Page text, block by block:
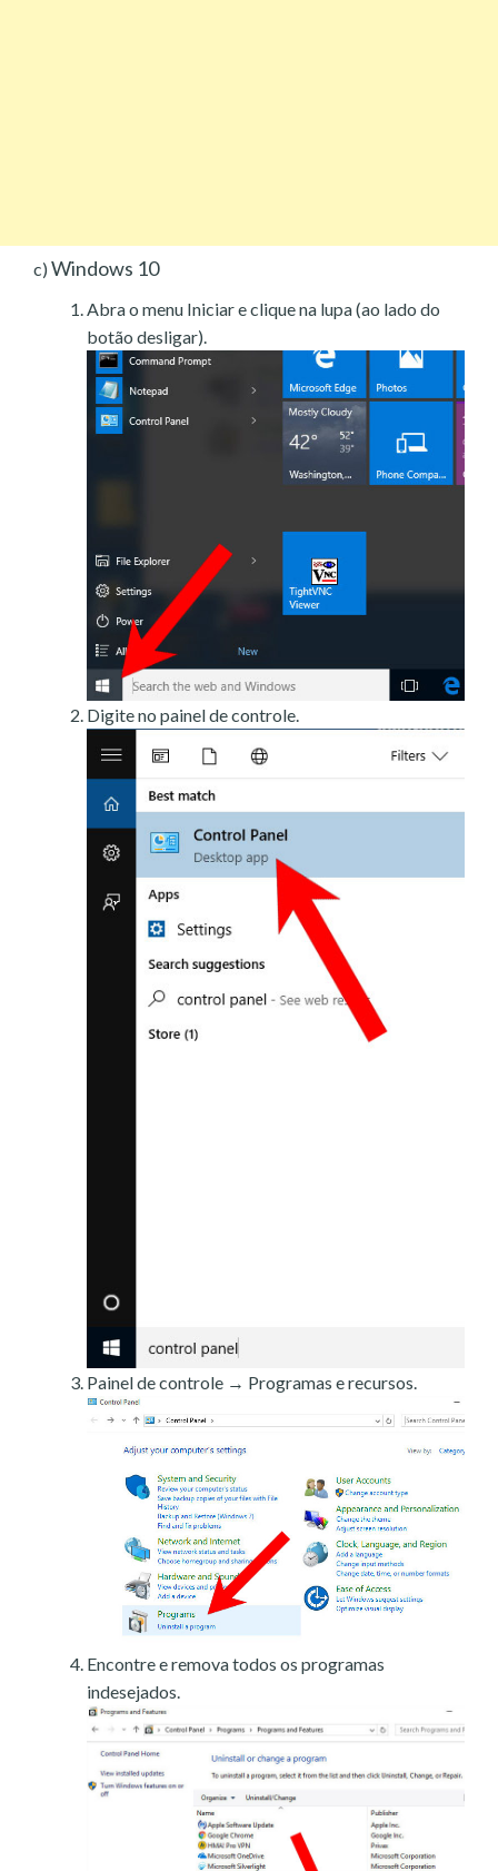
c) Windows 10
Abra o menu Iniciar e clique na lupa (ao lado do
botão desligar).
Digite no painel de controle.
Painel de controle → Programas e recursos.
Encontre e remova todos os programas
indesejados.